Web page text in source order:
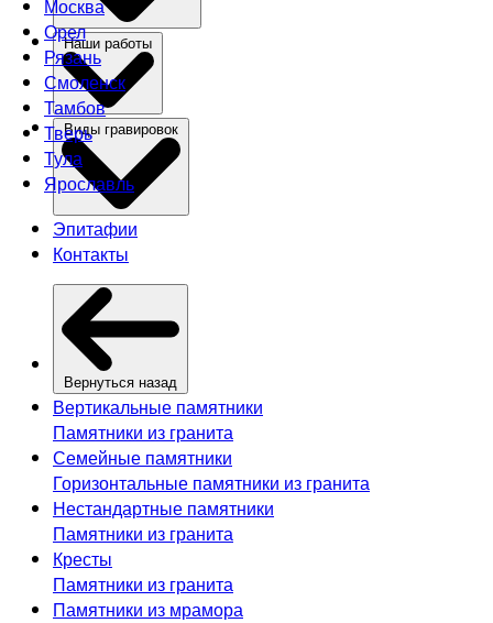
Москва
Орел
Рязань
Смоленск
Тамбов
Тверь
Тула
Ярославль
Эпитафии
Контакты
Вернуться назад
Вертикальные памятники
Памятники из гранита
Семейные памятники
Горизонтальные памятники из гранита
Нестандартные памятники
Памятники из гранита
Кресты
Памятники из гранита
Памятники из мрамора